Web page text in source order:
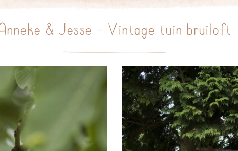
& Jesse – Vintage tuin bruiloft